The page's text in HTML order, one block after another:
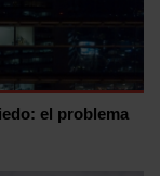
el problema